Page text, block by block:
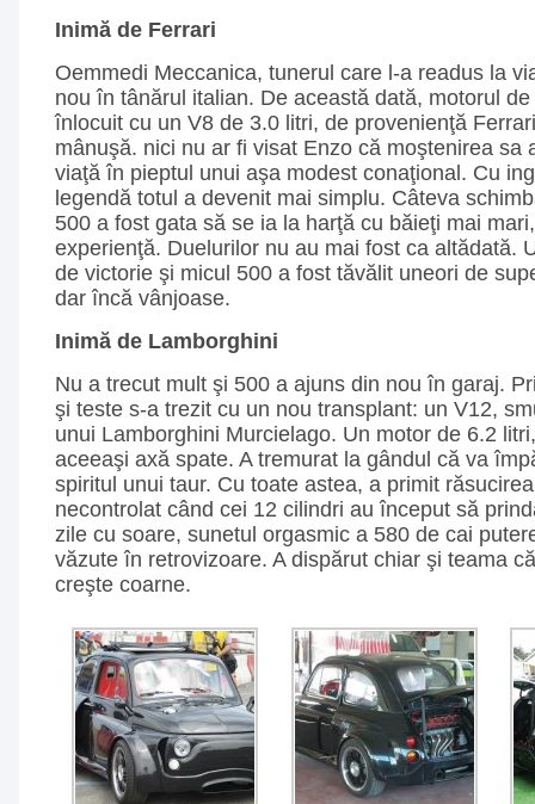
Inimă de Ferrari
Oemmedi Meccanica, tunerul care l-a readus la
nou în tânărul italian. De această dată, motorul
înlocuit cu un V8 de 3.0 litri, de provenienţă
mânuşă. nici nu ar fi visat Enzo că moştenirea sa
viaţă în pieptul unui aşa modest conaţional. Cu
legendă totul a devenit mai simplu. Câteva
500 a fost gata să se ia la harţă cu băieţi mai
experienţă. Duelurilor nu au mai fost ca altădată.
de victorie şi micul 500 a fost tăvălit uneori de
dar încă vânjoase.
Inimă de Lamborghini
Nu a trecut mult şi 500 a ajuns din nou în garaj.
şi teste s-a trezit cu un nou transplant: un V12,
unui Lamborghini Murcielago. Un motor de 6.2
aceeaşi axă spate. A tremurat la gândul că va
spiritul unui taur. Cu toate astea, a primit
necontrolat când cei 12 cilindri au început să
zile cu soare, sunetul orgasmic a 580 de cai
văzute în retrovizoare. A dispărut chiar şi teama
creşte coarne.